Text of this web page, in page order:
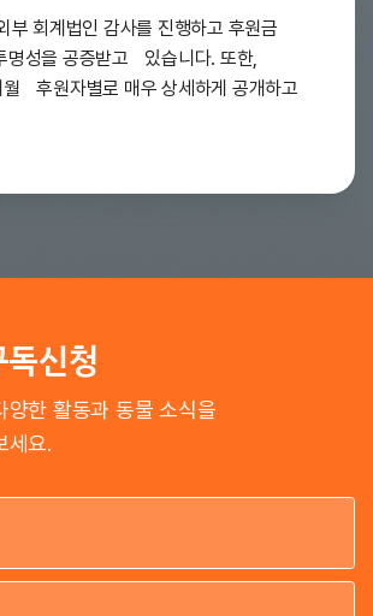
부 회계법인 감사를 진행하고 후원금
명성을 공증받고 있습니다. 또한,
월 후원자별로 매우 상세하게 공개하고
신청
양한 활동과 동물 소식을
세요.
이